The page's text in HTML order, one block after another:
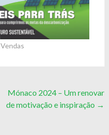
Vendas
Mónaco 2024 – Um renovar
de motivação e inspiração →